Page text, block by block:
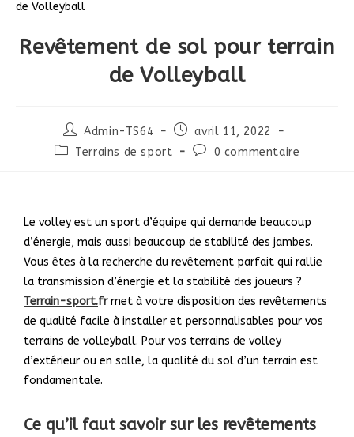
Revêtement de sol pour terrain
de Volleyball
Admin-TS64
avril 11, 2022
Terrains de sport
0 commentaire
Le volley est un sport d’équipe qui demande beaucoup
d’énergie, mais aussi beaucoup de stabilité des jambes.
Vous êtes à la recherche du revêtement parfait qui rallie
la transmission d’énergie et la stabilité des joueurs ?
Terrain-sport.frmet à votre disposition des revêtements
de qualité facile à installer et personnalisables pour vos
terrains de volleyball. Pour vos terrains de volley
d’extérieur ou en salle, la qualité du sol d’un terrain est
fondamentale.
Ce qu’il faut savoir sur les revêtements